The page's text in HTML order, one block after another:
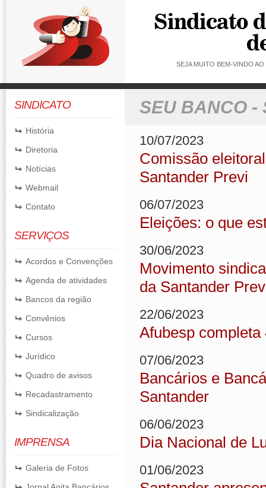
SEJA MUITO BEM-VINDO
SINDICATO
História
Diretoria
Notícias
Webmail
Contato
SERVIÇOS
Acordos e Convenções
Agenda de atividades
Bancos da região
Convênios
Cursos
Jurídico
Quadro de avisos
Recadastramento
Sindicalização
IMPRENSA
Galeria de Fotos
SEU BANCO -
10/07/2023
Comissão
Santander Previ
06/07/2023
Eleições: o que
30/06/2023
Movimento
da Santander
22/06/2023
Afubesp completa
07/06/2023
Bancários e
Santander
06/06/2023
Dia Nacional de
01/06/2023